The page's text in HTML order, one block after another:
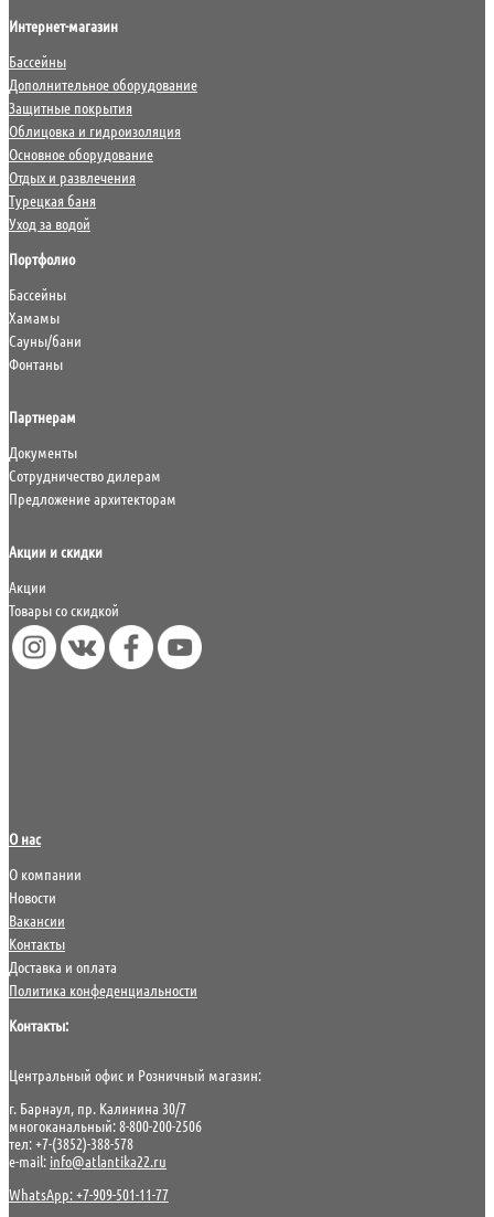
Интернет-магазин
Бассейны
Дополнительное оборудование
Защитные покрытия
Облицовка и гидроизоляция
Основное оборудование
Отдых и развлечения
Турецкая баня
Уход за водой
Портфолио
Бассейны
Хамамы
Сауны/бани
Фонтаны
Партнерам
Документы
Сотрудничество дилерам
Предложение архитекторам
Акции и скидки
Акции
Товары со скидкой
О нас
О компании
Новости
Вакансии
Контакты
Доставка и оплата
Политика конфеденциальности
Контакты:
Центральный офис и Розничный магазин:
г. Барнаул, пр. Калинина 30/7
многоканальный: 8-800-200-2506
тел: +7-(3852)-388-578
e-mail: info@atlantika22.ru
WhatsApp: +7-909-501-11-77